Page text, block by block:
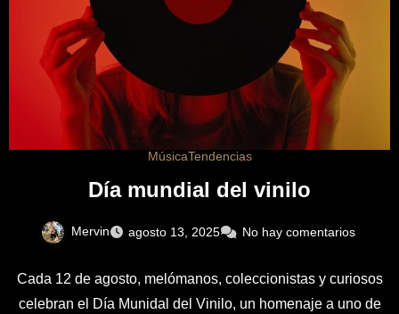
MúsicaTendencias
Día mundial del vinilo
Mervin agosto 13, 2025 No hay comentarios
Cada 12 de agosto, melómanos, coleccionistas y curiosos
celebran el Día Munidal del Vinilo, un homenaje a uno de